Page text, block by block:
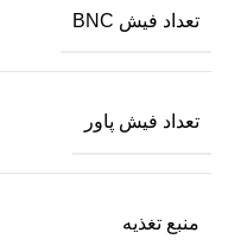
تعداد فیش BNC
تعداد فیش پاور
منبع تغذیه